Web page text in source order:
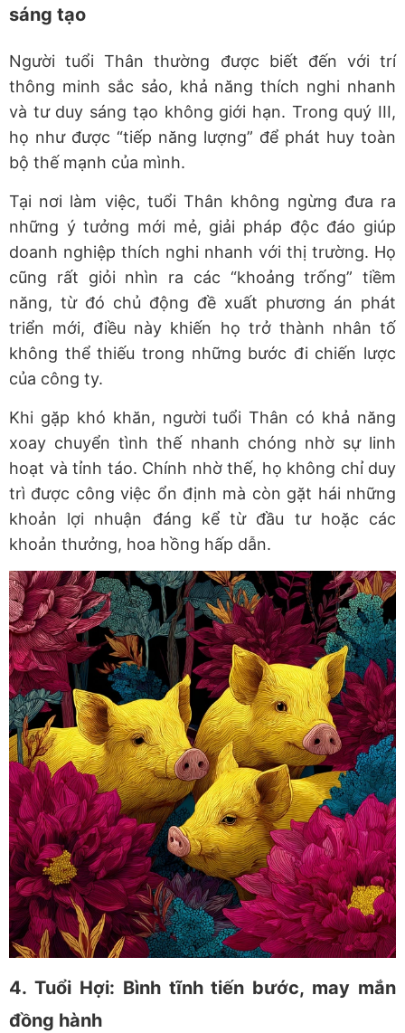
sáng tạo
Người tuổi Thân thường được biết đến với trí
thông minh sắc sảo, khả năng thích nghi nhanh
và tư duy sáng tạo không giới hạn. Trong quý III,
họ như được “tiếp năng lượng” để phát huy toàn
bộ thế mạnh của mình.
Tại nơi làm việc, tuổi Thân không ngừng đưa ra
những ý tưởng mới mẻ, giải pháp độc đáo giúp
doanh nghiệp thích nghi nhanh với thị trường. Họ
cũng rất giỏi nhìn ra các “khoảng trống” tiềm
năng, từ đó chủ động đề xuất phương án phát
triển mới, điều này khiến họ trở thành nhân tố
không thể thiếu trong những bước đi chiến lược
của công ty.
Khi gặp khó khăn, người tuổi Thân có khả năng
xoay chuyển tình thế nhanh chóng nhờ sự linh
hoạt và tỉnh táo. Chính nhờ thế, họ không chỉ duy
trì được công việc ổn định mà còn gặt hái những
khoản lợi nhuận đáng kể từ đầu tư hoặc các
khoản thưởng, hoa hồng hấp dẫn.
4. Tuổi Hợi: Bình tĩnh tiến bước, may mắn
đồng hành